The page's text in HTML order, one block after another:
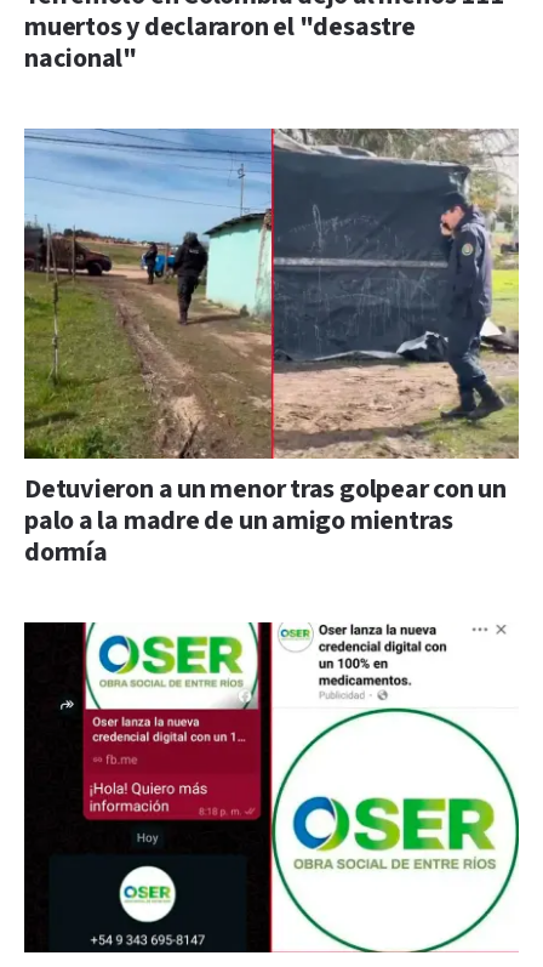
muertos y declararon el "desastre
nacional"
Detuvieron a un menor tras golpear con un
palo a la madre de un amigo mientras
dormía